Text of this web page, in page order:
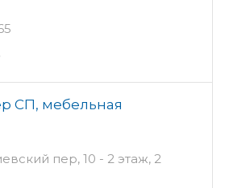
СП, мебельная
пер, 10 - 2 этаж, 2